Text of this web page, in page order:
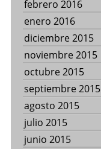
febrero 2016
enero 2016
diciembre 2015
noviembre 2015
octubre 2015
septiembre 2015
agosto 2015
julio 2015
junio 2015